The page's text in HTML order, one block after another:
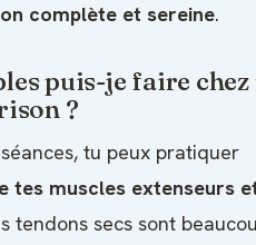
complète et sereine.
puis-je faire
?
tu peux pratiquer
tes muscles extenseurs
tendons secs sont